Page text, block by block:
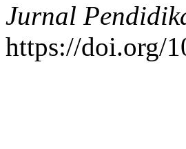
Jurnal
https://doi.org/